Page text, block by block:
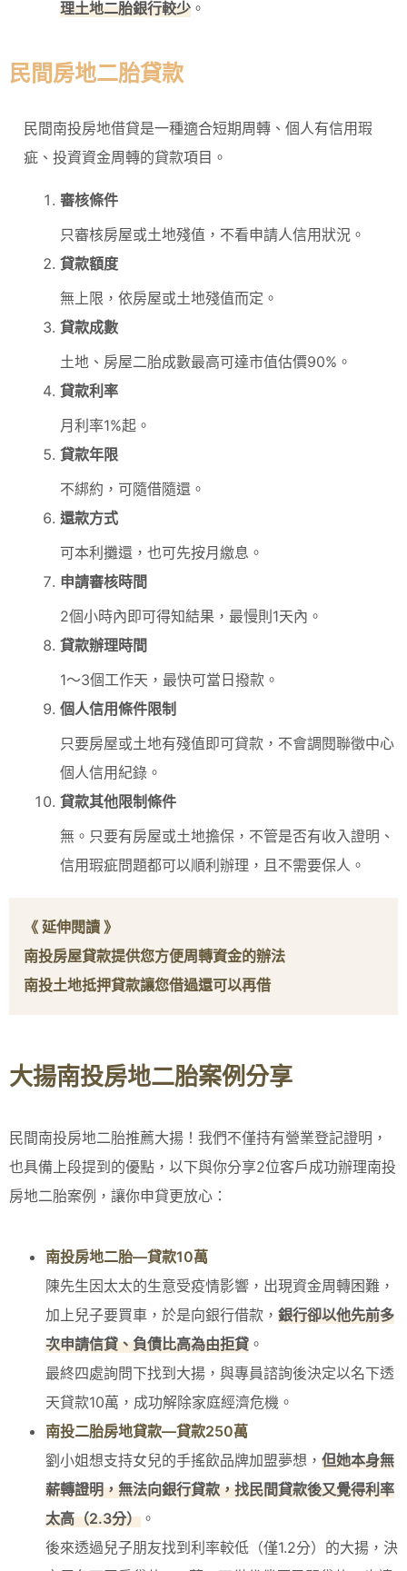
理土地二胎銀行較少 。
民間房地二胎貸款
民間南投房地借貸是一種適合短期周轉、個人有信用瑕
疵、投資資金周轉的貸款項目。
審核條件
只審核房屋或土地殘值，不看申請人信用狀況。
貸款額度
無上限，依房屋或土地殘值而定。
貸款成數
土地、房屋二胎成數最高可達市值估價90%。
貸款利率
月利率1%起。
貸款年限
不綁約，可隨借隨還。
還款方式
可本利攤還，也可先按月繳息。
申請審核時間
2個小時內即可得知結果，最慢則1天內。
貸款辦理時間
1～3個工作天，最快可當日撥款。
個人信用條件限制
只要房屋或土地有殘值即可貸款，不會調閱聯徵中心
個人信用紀錄。
貸款其他限制條件
無。只要有房屋或土地擔保，不管是否有收入證明、
信用瑕疵問題都可以順利辦理，且不需要保人。
《 延伸閱讀 》
南投房屋貸款提供您方便周轉資金的辦法
南投土地抵押貸款讓您借過還可以再借
大揚南投房地二胎案例分享
民間南投房地二胎推薦大揚！我們不僅持有營業登記證明，
也具備上段提到的優點，以下與你分享2位客戶成功辦理南投
房地二胎案例，讓你申貸更放心：
南投房地二胎—貸款10萬
陳先生因太太的生意受疫情影響，出現資金周轉困難，
加上兒子要買車，於是向銀行借款， 銀行卻以他先前多
次申請信貸、負債比高為由拒貸 。
最終四處詢問下找到大揚，與專員諮詢後決定以名下透
天貸款10萬，成功解除家庭經濟危機。
南投二胎房地貸款—貸款250萬
劉小姐想支持女兒的手搖飲品牌加盟夢想， 但她本身無
薪轉證明，無法向銀行貸款，找民間貸款後又覺得利率
太高（2.3分） 。
後來透過兒子朋友找到利率較低（僅1.2分）的大揚，決